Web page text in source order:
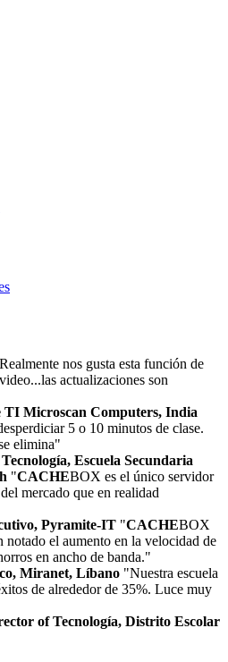
nos gusta esta función de
actualizaciones son
Microscan Computers, India
5 o 10 minutos de clase.
elimina"
Escuela Secundaria
"CACHEBOX es el único servidor
mercado que en realidad
Pyramite-IT "CACHEBOX
notado el aumento en la velocidad de
en ancho de banda."
Miranet, Líbano "Nuestra escuela
de alrededor de 35%. Luce muy
of Tecnología, Distrito Escolar